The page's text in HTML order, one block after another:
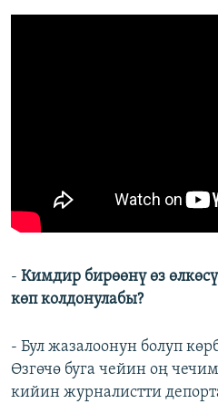
- Кимдир бирөөнү өз
көп колдонулабы?
- Бул жазалоонун болуп
Өзгөчө буга чейин оң
кийин журналистти